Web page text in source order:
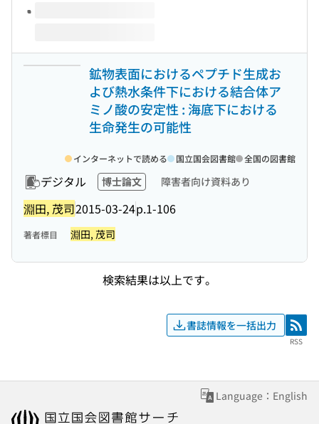
鉱物表面におけるペプチド生成お
よび熱水条件下における結合体ア
ミノ酸の安定性 : 海底下における
生命発生の可能性
デジタル 博士論文 障害者向け資料あり
淵田, 茂司2015-03-24p.1-106
インターネットで読める 国立国会図書館 全国の図書館
著者標目 淵田, 茂司
検索結果は以上です。
書誌情報を一括出力 RSS
RSS
Language：English